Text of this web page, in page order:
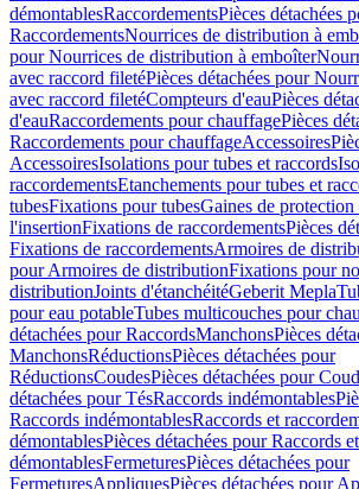
démontablesRaccordementsPièces détachées
RaccordementsNourrices de distribution à
pour Nourrices de distribution à emboîter
avec raccord filetéPièces détachées pour
avec raccord filetéCompteurs d'eauPièces
d'eauRaccordements pour chauffagePièces
Raccordements pour chauffageAccessoires
AccessoiresIsolations pour tubes et raccords
raccordementsEtanchements pour tubes et
tubesFixations pour tubesGaines de protection
l'insertionFixations de raccordementsPièces
Fixations de raccordementsArmoires de
pour Armoires de distributionFixations pour
distributionJoints d'étanchéitéGeberit Mepla
pour eau potableTubes multicouches pour
détachées pour RaccordsManchonsPièces
ManchonsRéductionsPièces détachées pour
RéductionsCoudesPièces détachées pour
détachées pour TésRaccords indémontables
Raccords indémontablesRaccords et
démontablesPièces détachées pour Raccords
démontablesFermeturesPièces détachées pour
FermeturesAppliquesPièces détachées pour